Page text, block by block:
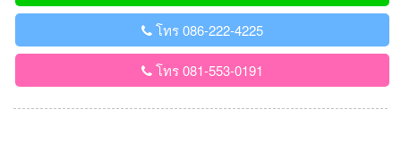
โทร 086-222-4225
โทร 081-553-0191